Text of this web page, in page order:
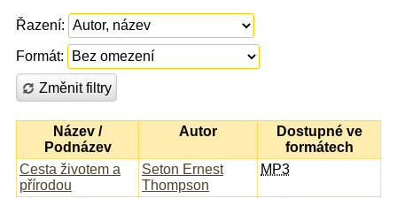
Řazení:
Formát:
Změnit filtry
Název /
Podnázev
Autor
Dostupné ve
formátech
Cesta životem a
přírodou
Seton Ernest
Thompson
MP3